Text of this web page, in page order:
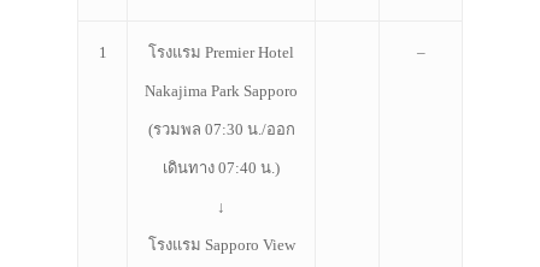
1 โรงแรม Premier Hotel
Nakajima Park Sapporo
(รวมพล 07:30 น./ออก
เดินทาง 07:40 น.)
↓
โรงแรม Sapporo View
–